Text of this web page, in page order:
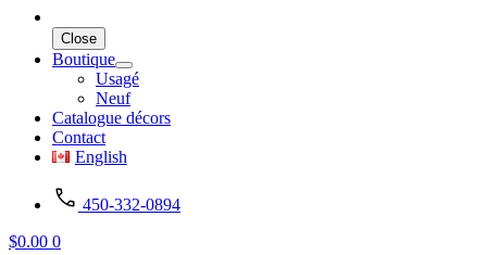
Close
Boutique
Usagé
Neuf
Catalogue décors
Contact
English
450-332-0894
$0.00 0